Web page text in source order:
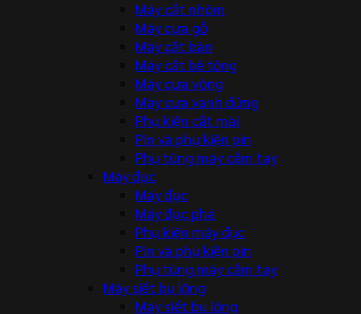
Máy cắt nhôm
Máy cưa gỗ
Máy cắt bàn
Máy cắt bê tông
Máy cưa vòng
Máy cưa vanh đứng
Phụ kiện cắt mài
Pin và phụ kiện pin
Phụ tùng máy cầm tay
Máy đục
Máy đục
Máy đục phá
Phụ kiện máy đục
Pin và phụ kiện pin
Phụ tùng máy cầm tay
Máy siết bu lông
Máy siết bu lông